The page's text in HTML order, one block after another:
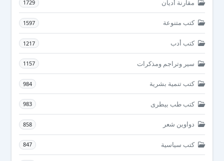
مقارنة أديان 1729
كتب متنوعة 1597
كتب أدب 1217
سير وتراجم ومذكرات 1157
كتب تنمية بشرية 984
كتب طب بيطرى 983
دواوين شعر 858
كتب سياسية 847